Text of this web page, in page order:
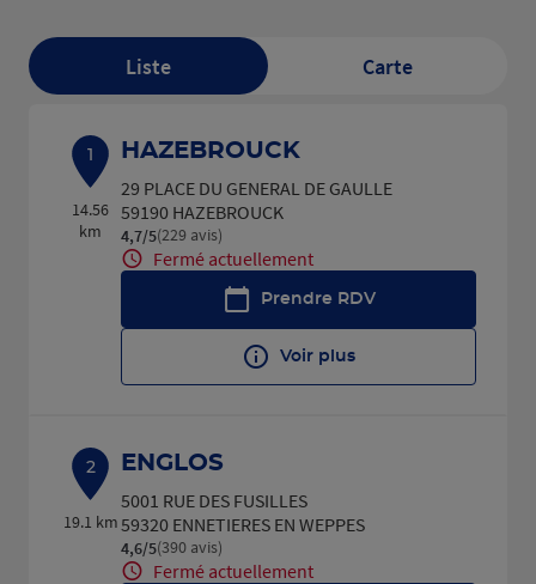
Liste Carte
1
14.56
km
HAZEBROUCK
29 PLACE DU GENERAL DE GAULLE
59190 HAZEBROUCK
4,7/5Note de 4.7 sur 5
(229 avis)
Fermé actuellement
Prendre RDV
Voir plus
2
19.1 km
ENGLOS
5001 RUE DES FUSILLES
59320 ENNETIERES EN WEPPES
4,6/5Note de 4.6 sur 5
(390 avis)
Fermé actuellement